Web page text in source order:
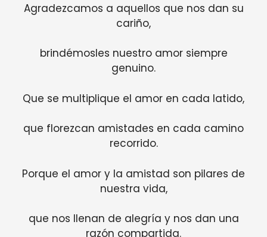
Agradezcamos a aquellos que nos dan su
cariño,
brindémosles nuestro amor siempre
genuino.
Que se multiplique el amor en cada latido,
que florezcan amistades en cada camino
recorrido.
Porque el amor y la amistad son pilares de
nuestra vida,
que nos llenan de alegría y nos dan una
razón compartida.